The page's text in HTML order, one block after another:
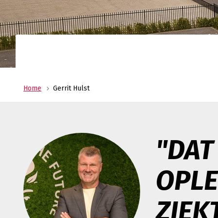
Uw allround logistiek dienstverlener met
wereldwijd netwerk? Oldenburger|Fritom
beste logistieke oplossing voor uw
Home Gerrit Hulst